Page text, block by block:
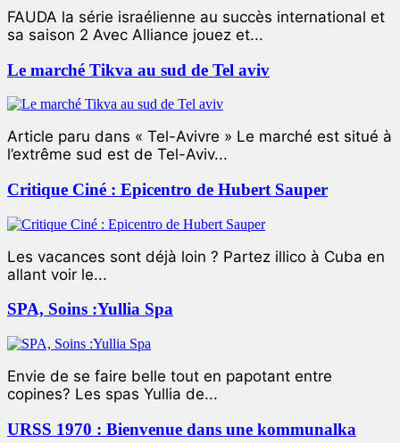
FAUDA la série israélienne au succès international et
sa saison 2 Avec Alliance jouez et...
Le marché Tikva au sud de Tel aviv
Article paru dans « Tel-Avivre » Le marché est situé à
l’extrême sud est de Tel-Aviv...
Critique Ciné : Epicentro de Hubert Sauper
Les vacances sont déjà loin ? Partez illico à Cuba en
allant voir le...
SPA, Soins :Yullia Spa
Envie de se faire belle tout en papotant entre
copines? Les spas Yullia de...
URSS 1970 : Bienvenue dans une kommunalka